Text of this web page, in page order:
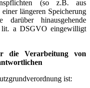
(so z.B. aus
längeren Speicherung
hinausgehende
a DSGVO eingewilligt
die Verarbeitung von
ist: